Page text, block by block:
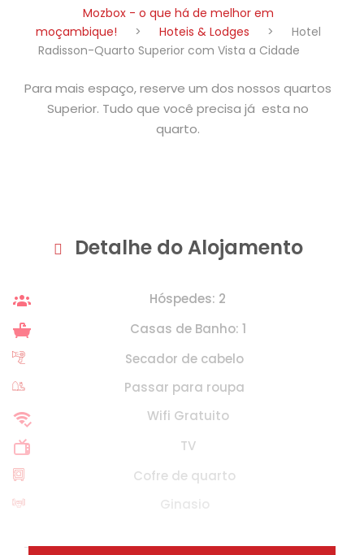
Mozbox - o que há de melhor em
moçambique!
> Hoteis & Lodges >
Hotel
Radisson-Quarto Superior com Vista a Cidade
Para mais espaço, reserve um dos nossos quartos
Superior. Tudo que você precisa já esta no
quarto.
Detalhe do Alojamento
Hóspedes: 2
Casas de Banho: 1
Secador de cabelo
Passar para roupa
Wifi Gratuito
TV
Cofre de quarto
Ginasio